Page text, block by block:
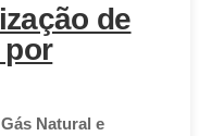
de
por
Natural e